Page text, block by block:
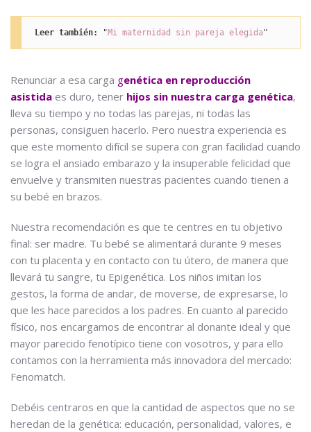
Leer también: "Mi maternidad sin pareja elegida"
Renunciar a esa carga genética en reproducción
asistida es duro, tener hijos sin nuestra carga genética,
lleva su tiempo y no todas las parejas, ni todas las
personas, consiguen hacerlo. Pero nuestra experiencia es
que este momento difícil se supera con gran facilidad cuando
se logra el ansiado embarazo y la insuperable felicidad que
envuelve y transmiten nuestras pacientes cuando tienen a
su bebé en brazos.
Nuestra recomendación es que te centres en tu objetivo
final: ser madre. Tu bebé se alimentará durante 9 meses
con tu placenta y en contacto con tu útero, de manera que
llevará tu sangre, tu Epigenética. Los niños imitan los
gestos, la forma de andar, de moverse, de expresarse, lo
que les hace parecidos a los padres. En cuanto al parecido
físico, nos encargamos de encontrar al donante ideal y que
mayor parecido fenotípico tiene con vosotros, y para ello
contamos con la herramienta más innovadora del mercado:
Fenomatch.
Debéis centraros en que la cantidad de aspectos que no se
heredan de la genética: educación, personalidad, valores, e